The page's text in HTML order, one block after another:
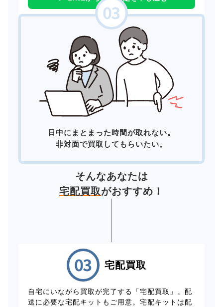
日中にまとまった時間が取れない。
非対面で買取してもらいたい。
そんなあなたは
宅配買取がおすすめ！
宅配買取
自宅にいながら買取が完了する「宅配買取」。配
送に必要な宅配キットもご用意。宅配キットは配